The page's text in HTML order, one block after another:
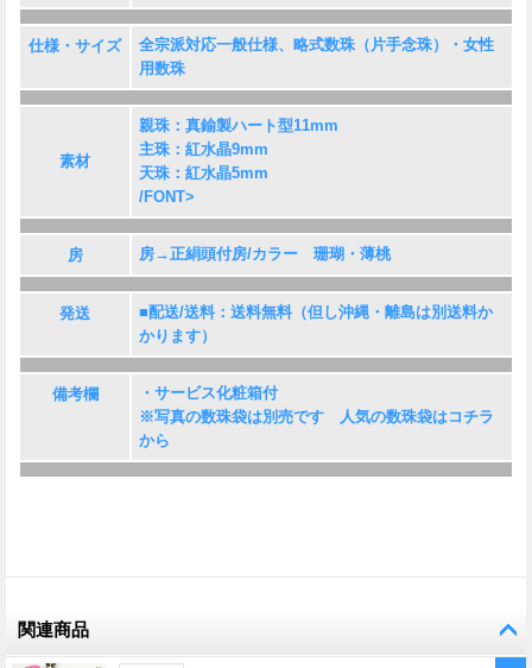
仕様・サイズ
全宗派対応一般仕様、略式数珠（片手念珠）・女性
用数珠
素材
親珠：真鍮製ハート型11mm
主珠：紅水晶9mm
天珠：紅水晶5mm
/FONT>
房 房→正絹頭付房/カラー 珊瑚・薄桃
発送
■配送/送料：送料無料（但し沖縄・離島は別送料か
かります）
備考欄
・サービス化粧箱付
※写真の数珠袋は別売です 人気の数珠袋はコチラ
から
関連商品